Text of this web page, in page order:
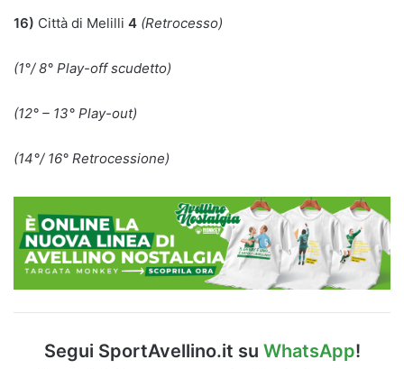
16) Città di Melilli 4 (Retrocesso)
(1°/ 8° Play-off scudetto)
(12° – 13° Play-out)
(14°/ 16° Retrocessione)
Segui SportAvellino.it su WhatsApp!